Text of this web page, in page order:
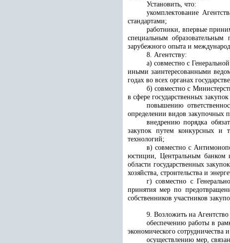
Установить, что:
укомплектование
стандартами;
работники, впервые
специальным
зарубежного опыта и
8. Агентству:
а) совместно с
иными заинтересованными
годах во всех органах
б) совместно с
в сфере государственных
повышению
определении видов закупочных
внедрению порядка
закупок путем конкурсных и
технологий;
в) совместно с
юстиции, Центральным банком
области государственных
хозяйства, строительства и
г) совместно с
принятия мер по
собственников участников
9. Возложить на
обеспечению работы в
экономического
осуществлению мер,